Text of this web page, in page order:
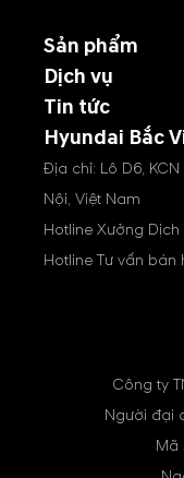
Sản phẩm
Dịch vụ
Tin tức
Hyundai Bắc
Địa chỉ: Lô D6,
Nội, Việt Nam
Hotline Xưởng Dịch
Hotline Tư vấn bán
Công ty
Người đại
Mã